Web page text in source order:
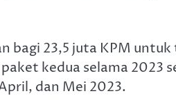
bagi 23,5 juta KPM
kedua selama 2023
dan Mei 2023.